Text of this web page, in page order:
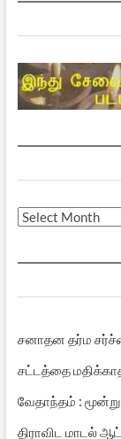
முந்தைய
சனாதன தர்ம
சட்டத்தை
வேதாந்தம் :
திராவிட மாடல்